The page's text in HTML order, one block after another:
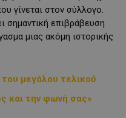
γίνεται στον σύλλογο.
σημαντική επιβράβευση
μιας ακόμη ιστορικής
του μεγάλου τελικού
και την φωνή σας»